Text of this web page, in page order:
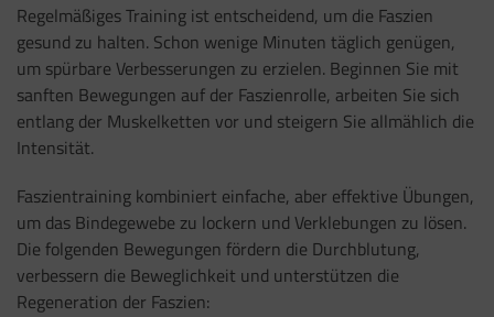
Regelmäßiges Training ist entscheidend, um die Faszien
gesund zu halten. Schon wenige Minuten täglich genügen,
um spürbare Verbesserungen zu erzielen. Beginnen Sie mit
sanften Bewegungen auf der Faszienrolle, arbeiten Sie sich
entlang der Muskelketten vor und steigern Sie allmählich die
Intensität.
Faszientraining kombiniert einfache, aber effektive Übungen,
um das Bindegewebe zu lockern und Verklebungen zu lösen.
Die folgenden Bewegungen fördern die Durchblutung,
verbessern die Beweglichkeit und unterstützen die
Regeneration der Faszien: